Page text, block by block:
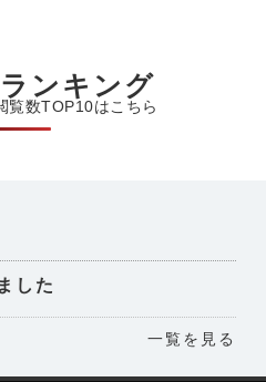
ンキング
覧数TOP10はこちら
した
一覧を見る